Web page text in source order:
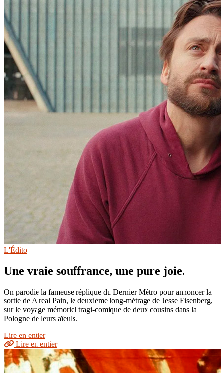
L'Édito
Une vraie souffrance, une pure joie.
On parodie la fameuse réplique du Dernier Métro pour annoncer la
sortie de A real Pain, le deuxième long-métrage de Jesse Eisenberg,
sur le voyage mémoriel tragi-comique de deux cousins dans la
Pologne de leurs aïeuls.
Lire en entier
Lire en entier